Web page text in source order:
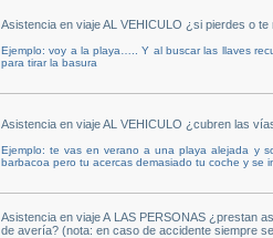
Asistencia en viaje AL VEHICULO ¿si pierdes o
Ejemplo: voy a la playa….. Y al buscar las llaves
para tirar la basura
Asistencia en viaje AL VEHICULO ¿cubren las
Ejemplo: te vas en verano a una playa alejada y
barbacoa pero tu acercas demasiado tu coche y se
Asistencia en viaje A LAS PERSONAS ¿prestan
de avería? (nota: en caso de accidente siempre